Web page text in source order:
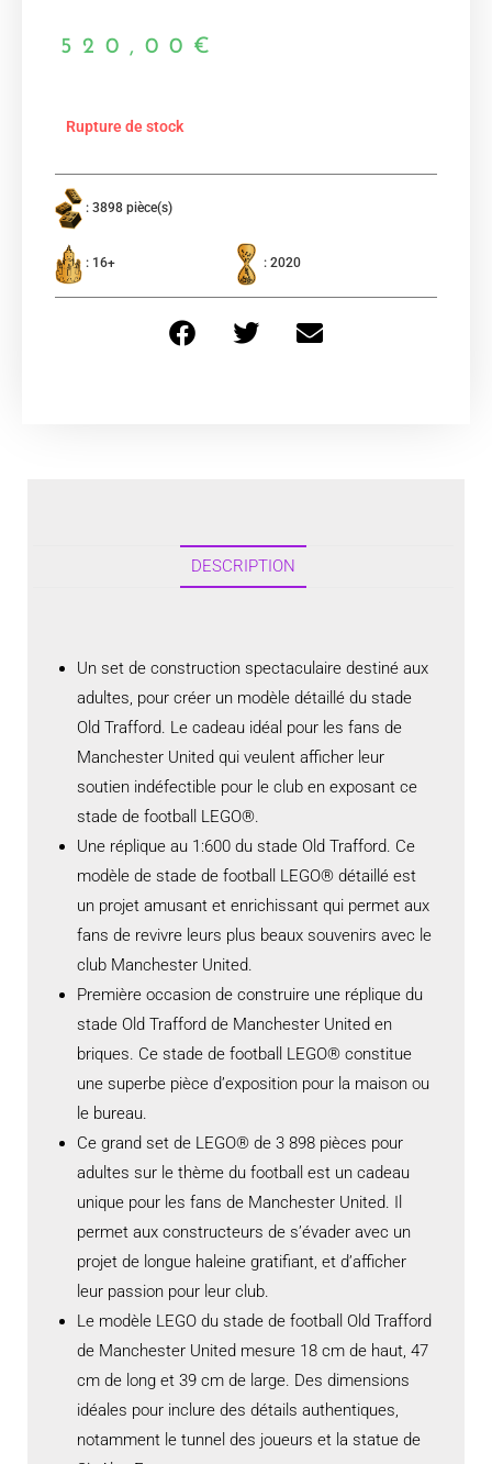
520,00 €
Rupture de stock
: 3898 pièce(s)
: 16+ : 2020
DESCRIPTION
Un set de construction spectaculaire destiné aux
adultes, pour créer un modèle détaillé du stade
Old Trafford. Le cadeau idéal pour les fans de
Manchester United qui veulent afficher leur
soutien indéfectible pour le club en exposant ce
stade de football LEGO®.
Une réplique au 1:600 du stade Old Trafford. Ce
modèle de stade de football LEGO® détaillé est
un projet amusant et enrichissant qui permet aux
fans de revivre leurs plus beaux souvenirs avec le
club Manchester United.
Première occasion de construire une réplique du
stade Old Trafford de Manchester United en
briques. Ce stade de football LEGO® constitue
une superbe pièce d’exposition pour la maison ou
le bureau.
Ce grand set de LEGO® de 3 898 pièces pour
adultes sur le thème du football est un cadeau
unique pour les fans de Manchester United. Il
permet aux constructeurs de s’évader avec un
projet de longue haleine gratifiant, et d’afficher
leur passion pour leur club.
Le modèle LEGO du stade de football Old Trafford
de Manchester United mesure 18 cm de haut, 47
cm de long et 39 cm de large. Des dimensions
idéales pour inclure des détails authentiques,
notamment le tunnel des joueurs et la statue de